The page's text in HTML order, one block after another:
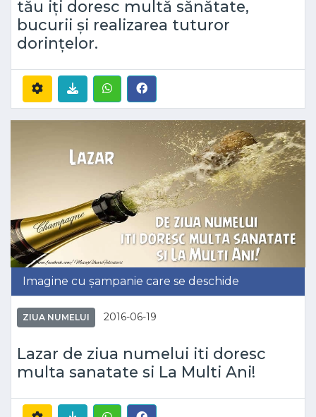
tău iți doresc multă sănătate,
bucurii și realizarea tuturor
dorințelor.
Imagine cu șampanie care se deschide
ZIUA NUMELUI 2016-06-19
Lazar de ziua numelui iti doresc
multa sanatate si La Multi Ani!